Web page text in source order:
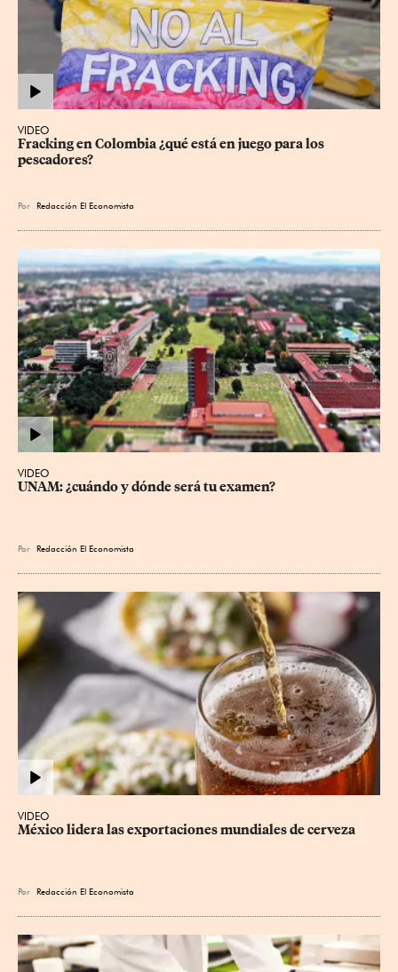
VIDEO
Fracking en Colombia ¿qué está en juego para los
pescadores?
Por Redacción El Economista
VIDEO
UNAM: ¿cuándo y dónde será tu examen?
Por Redacción El Economista
VIDEO
México lidera las exportaciones mundiales de cerveza
Por Redacción El Economista